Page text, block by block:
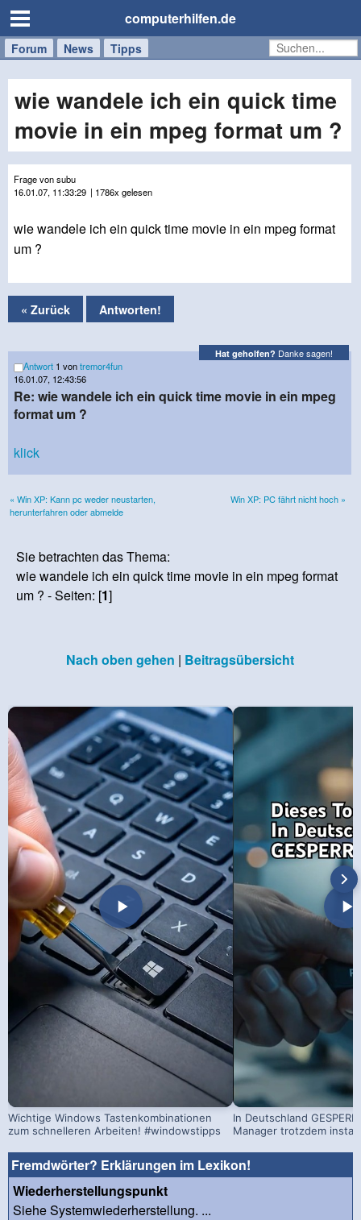
computerhilfen.de
Forum News Tipps
Handy
Tablet
Windows
Mac
wie wandele ich ein quick time
movie in ein mpeg format um ?
Frage von subu
16.01.07, 11:33:29 | 1786x gelesen
wie wandele ich ein quick time movie in ein mpeg format
um ?
« Zurück Antworten!
Hat geholfen? Danke sagen!
Antwort 1 vontremor4fun
16.01.07, 12:43:56
Re: wie wandele ich ein quick time movie in ein mpeg
format um ?
klick
« Win XP: Kann pc weder neustarten,
herunterfahren oder abmelde
Win XP: PC fährt nicht hoch »
Sie betrachten das Thema:
wie wandele ich ein quick time movie in ein mpeg format
um ? - Seiten: [1]
Nach oben gehen | Beitragsübersicht
Wichtige Windows Tastenkombinationen
zum schnelleren Arbeiten! #windowstipps
In Deutschland
Manager trotzdem
Fremdwörter? Erklärungen im Lexikon!
Wiederherstellungspunkt
Siehe Systemwiederherstellung. ...